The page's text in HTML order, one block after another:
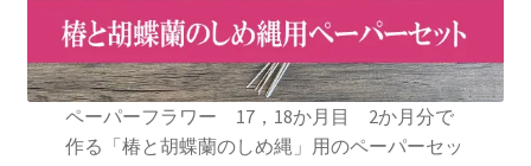
ペーパーフラワー 17，18か月目 2か月分で
作る「椿と胡蝶蘭のしめ縄」用のペーパーセッ